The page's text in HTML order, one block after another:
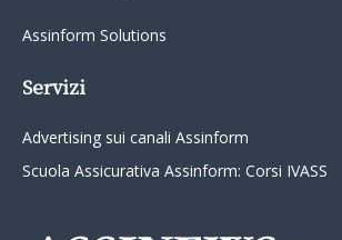
Assinform Solutions
Servizi
Advertising sui canali Assinform
Scuola Assicurativa Assinform: Corsi IVASS